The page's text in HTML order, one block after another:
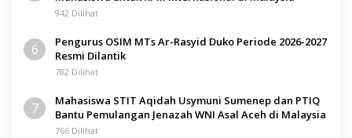
942 Dilihat
6
Pengurus OSIM MTs Ar-Rasyid Duko Periode 2026-2027
Resmi Dilantik
782 Dilihat
7
Mahasiswa STIT Aqidah Usymuni Sumenep dan PTIQ
Bantu Pemulangan Jenazah WNI Asal Aceh di Malaysia
766 Dilihat